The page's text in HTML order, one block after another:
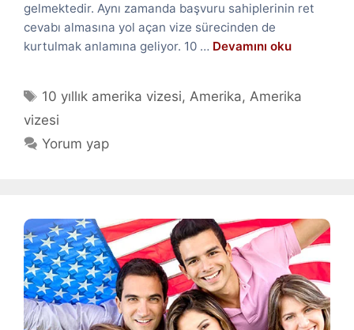
gelmektedir. Aynı zamanda başvuru sahiplerinin ret
cevabı almasına yol açan vize sürecinden de
kurtulmak anlamına geliyor. 10 … Devamını oku
Etiketler
10 yıllık amerika vizesi,Amerika,Amerika
vizesi
Yorum yap